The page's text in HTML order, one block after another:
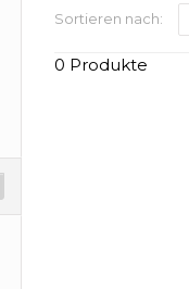
Sortieren nach:
0 Produkte